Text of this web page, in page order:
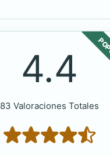
4.4
83 Valoraciones Totales